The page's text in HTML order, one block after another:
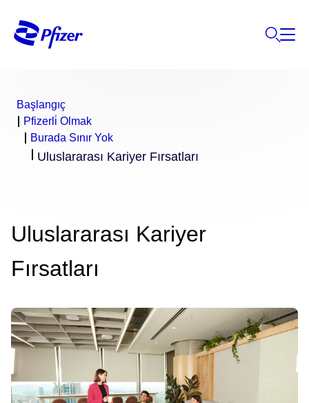
Başlangıç
Pfizerli̇ Olmak
Burada Sınır Yok
Uluslararası Kariyer Fırsatları
Uluslararası Kariyer
Fırsatları